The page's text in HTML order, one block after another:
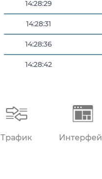
14:28:29
14:28:31
14:28:36
14:28:42
Трафик